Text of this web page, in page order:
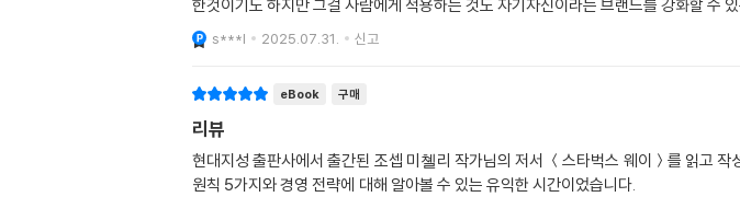
한것이기도 하지만 그걸 사람에게 적용하는 것도 자기자신이라는 브랜드를 강화할 수
s***l 2025.07.31. 신고
eBook 구매
리뷰
현대지성 출판사에서 출간된 조셉 미쳴리 작가님의 저서 ＜스타벅스 웨이＞를 읽고
원칙 5가지와 경영 전략에 대해 알아볼 수 있는 유익한 시간이었습니다.